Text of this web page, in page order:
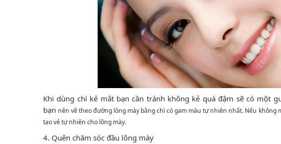
Khi dùng chì kẻ mắt bạn cần tránh không kẻ quá đậm sẽ có một
bạn nên vẽ theo đường lông mày bằng chì có gam màu tự nhiên nhất. Nếu
tạo vẻ tự nhiên cho lông mày.
4. Quên chăm sóc đầu lông mày